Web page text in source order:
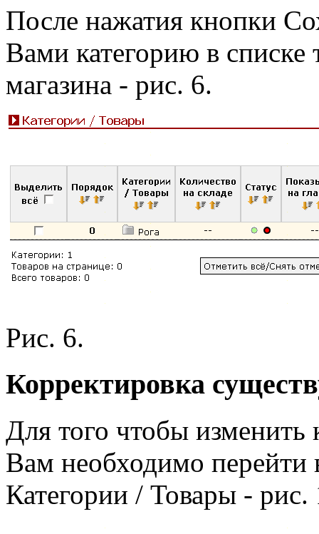
После нажатия кнопки
Вами категорию в списке
магазина - рис. 6.
Рис. 6.
Корректировка
Для того чтобы изменить
Вам необходимо
Категории / Товары - рис.